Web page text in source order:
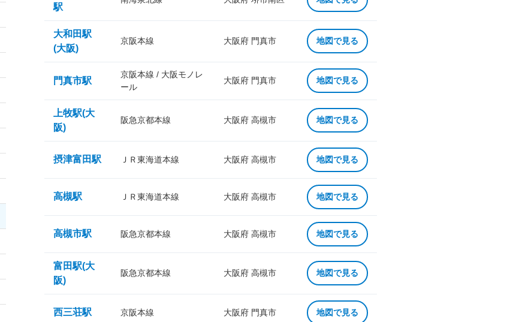
駅
大和田駅
(大阪)
京阪本線 大阪府 門真市 地図で見る
門真市駅
京阪本線 / 大阪モノレ
ール
大阪府 門真市 地図で見る
上牧駅(大
阪)
阪急京都本線 大阪府 高槻市 地図で見る
摂津富田駅 ＪＲ東海道本線 大阪府 高槻市 地図で見る
高槻駅 ＪＲ東海道本線 大阪府 高槻市 地図で見る
高槻市駅 阪急京都本線 大阪府 高槻市 地図で見る
富田駅(大
阪)
阪急京都本線 大阪府 高槻市 地図で見る
西三荘駅 京阪本線 大阪府 門真市 地図で見る